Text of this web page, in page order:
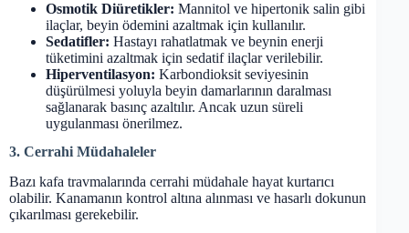
Osmotik Diüretikler: Mannitol ve hipertonik salin gibi
ilaçlar, beyin ödemini azaltmak için kullanılır.
Sedatifler: Hastayı rahatlatmak ve beynin enerji
tüketimini azaltmak için sedatif ilaçlar verilebilir.
Hiperventilasyon: Karbondioksit seviyesinin
düşürülmesi yoluyla beyin damarlarının daralması
sağlanarak basınç azaltılır. Ancak uzun süreli
uygulanması önerilmez.
3. Cerrahi Müdahaleler
Bazı kafa travmalarında cerrahi müdahale hayat kurtarıcı
olabilir. Kanamanın kontrol altına alınması ve hasarlı dokunun
çıkarılması gerekebilir.